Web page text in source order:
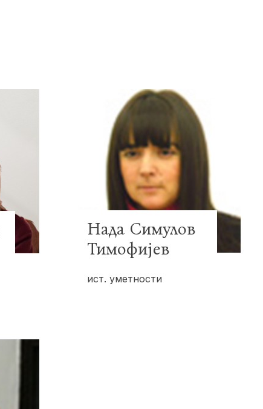
Нада Симулов
Тимофијев
ист. уметности